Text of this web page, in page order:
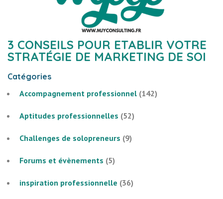
3 CONSEILS POUR ETABLIR VOTRE
STRATÉGIE DE MARKETING DE SOI
Catégories
Accompagnement professionnel (142)
Aptitudes professionnelles (52)
Challenges de solopreneurs (9)
Forums et évènements (5)
inspiration professionnelle (36)